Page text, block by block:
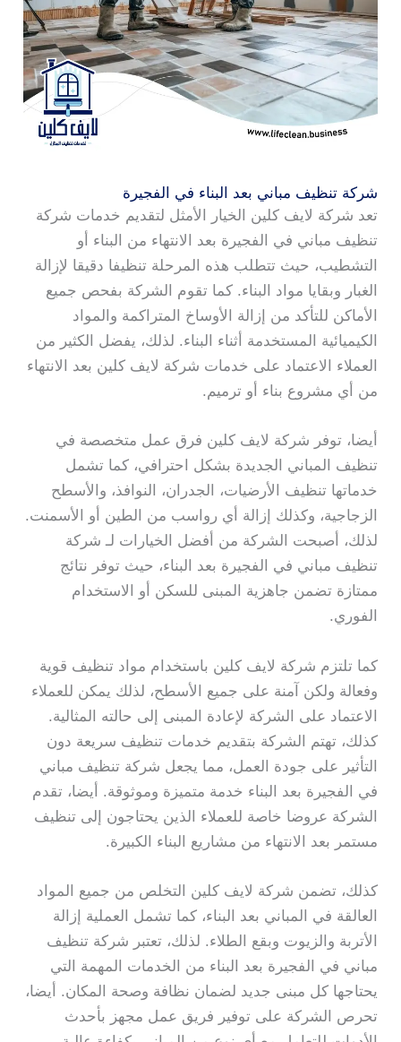
شركة تنظيف مباني بعد البناء في الفجيرة
تعد شركة لايف كلين الخيار الأمثل لتقديم خدمات شركة
تنظيف مباني في الفجيرة بعد الانتهاء من البناء أو
التشطيب، حيث تتطلب هذه المرحلة تنظيفا دقيقا لإزالة
الغبار وبقايا مواد البناء. كما تقوم الشركة بفحص جميع
الأماكن للتأكد من إزالة الأوساخ المتراكمة والمواد
الكيميائية المستخدمة أثناء البناء. لذلك، يفضل الكثير من
العملاء الاعتماد على خدمات شركة لايف كلين بعد الانتهاء
من أي مشروع بناء أو ترميم.
أيضا، توفر شركة لايف كلين فرق عمل متخصصة في
تنظيف المباني الجديدة بشكل احترافي، كما تشمل
خدماتها تنظيف الأرضيات، الجدران، النوافذ، والأسطح
الزجاجية، وكذلك إزالة أي رواسب من الطين أو الأسمنت.
لذلك، أصبحت الشركة من أفضل الخيارات لـ شركة
تنظيف مباني في الفجيرة بعد البناء، حيث توفر نتائج
ممتازة تضمن جاهزية المبنى للسكن أو الاستخدام
الفوري.
كما تلتزم شركة لايف كلين باستخدام مواد تنظيف قوية
وفعالة ولكن آمنة على جميع الأسطح، لذلك يمكن للعملاء
الاعتماد على الشركة لإعادة المبنى إلى حالته المثالية.
كذلك، تهتم الشركة بتقديم خدمات تنظيف سريعة دون
التأثير على جودة العمل، مما يجعل شركة تنظيف مباني
في الفجيرة بعد البناء خدمة متميزة وموثوقة. أيضا، تقدم
الشركة عروضا خاصة للعملاء الذين يحتاجون إلى تنظيف
مستمر بعد الانتهاء من مشاريع البناء الكبيرة.
كذلك، تضمن شركة لايف كلين التخلص من جميع المواد
العالقة في المباني بعد البناء، كما تشمل العملية إزالة
الأتربة والزيوت وبقع الطلاء. لذلك، تعتبر شركة تنظيف
مباني في الفجيرة بعد البناء من الخدمات المهمة التي
يحتاجها كل مبنى جديد لضمان نظافة وصحة المكان. أيضا،
تحرص الشركة على توفير فريق عمل مجهز بأحدث